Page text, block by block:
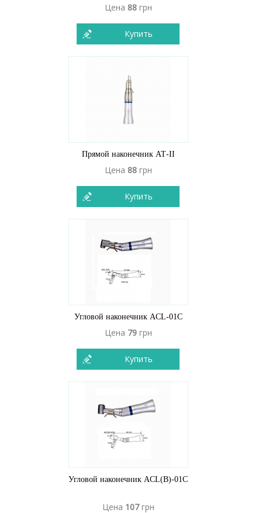
Цена 88грн
Купить
Прямой наконечник АТ-ІІ
Цена 88грн
Купить
Угловой наконечник ACL-01C
Цена 79грн
Купить
Угловой наконечник ACL(В)-01C
Цена 107грн